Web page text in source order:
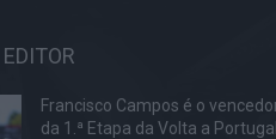
Francisco Campos é o
da 1.ª Etapa da Volta a Portugal